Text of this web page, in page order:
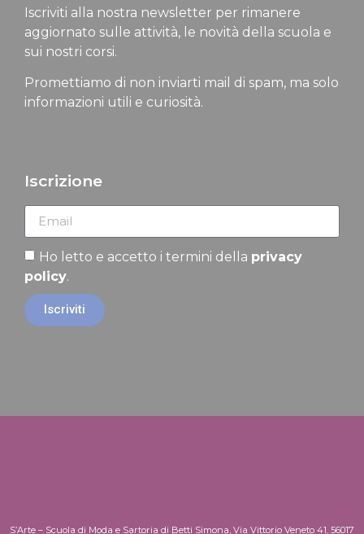
Iscriviti alla nostra newsletter per rimanere
aggiornato sulle attività, le novità della scuola e
sui nostri corsi.
Promettiamo di non inviarti mail di spam, ma solo
informazioni utili e curiosità.
Iscrizione
Ho letto e accetto i termini della privacy
policy.
Iscriviti
S’Arte – Scuola di Moda e Sartoria di Betti Simona, Via Vittorio Veneto 41, 56017